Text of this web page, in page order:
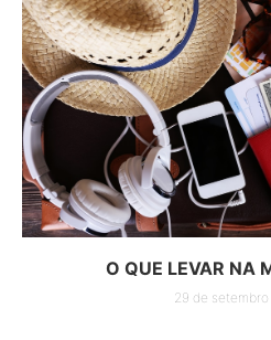
O QUE LEVAR NA
29 de setembro